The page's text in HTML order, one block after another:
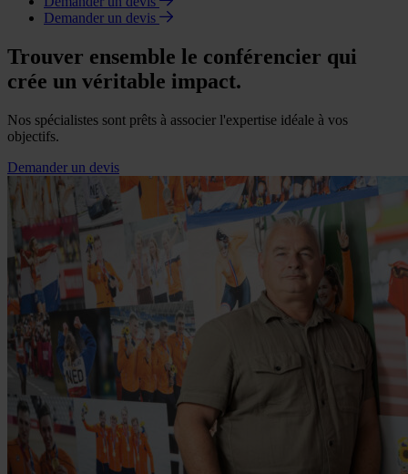
Demander un devis
Trouver ensemble le conférencier qui
crée un véritable impact.
Nos spécialistes sont prêts à associer l'expertise idéale à vos
objectifs.
Demander un devis